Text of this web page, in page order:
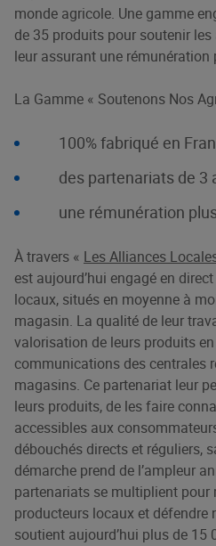
monde agricole. Une gamme
de 35 produits pour soutenir
leur assurant une rémunération
La Gamme « Soutenons Nos
100% fabriqué en
des partenariats de 3
une rémunération
À travers « Les Alliances
est aujourd’hui engagé en
locaux, situés en moyenne à
magasin. La qualité de leur
valorisation de leurs produits
communications des centrales
magasins. Ce partenariat leur
leurs produits, de les faire
accessibles aux
débouchés directs et réguliers,
démarche prend de l’ampleur
partenariats se multiplient pour
producteurs locaux et défendre
soutient aujourd’hui plus de 15